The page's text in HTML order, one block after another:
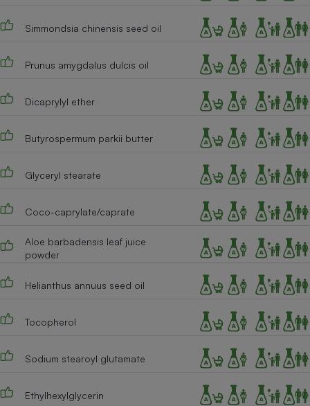
Simmondsia chinensis seed oil
Prunus amygdalus dulcis oil
Dicaprylyl ether
Butyrospermum parkii butter
Glyceryl stearate
Coco-caprylate/caprate
Aloe barbadensis leaf juice
powder
Helianthus annuus seed oil
Tocopherol
Sodium stearoyl glutamate
Ethylhexylglycerin